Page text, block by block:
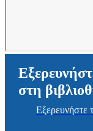
στη
Εξερευνήστε